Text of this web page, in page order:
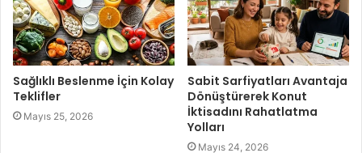
Sağlıklı Beslenme İçin Kolay
Teklifler
Mayıs 25, 2026
Sabit Sarfiyatları Avantaja
Dönüştürerek Konut
İktisadını Rahatlatma
Yolları
Mayıs 24, 2026